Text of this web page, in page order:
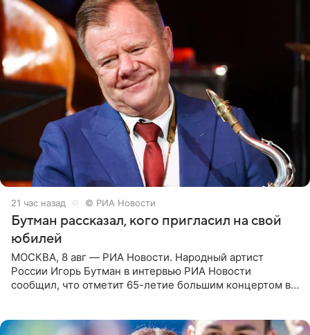
21 час назад © РИА Новости
Бутман рассказал, кого пригласил на свой
юбилей
МОСКВА, 8 авг — РИА Новости. Народный артист
России Игорь Бутман в интервью РИА Новости
сообщил, что отметит 65-летие большим концертом в